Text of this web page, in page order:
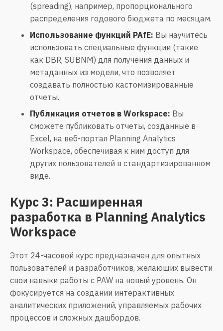
(spreading), например, пропорционального
распределения годового бюджета по месяцам.
Использование функций PAfE: Вы научитесь
использовать специальные функции (такие
как DBR, SUBNM) для получения данных и
метаданных из модели, что позволяет
создавать полностью кастомизированные
отчеты.
Публикация отчетов в Workspace: Вы
сможете публиковать отчеты, созданные в
Excel, на веб-портал Planning Analytics
Workspace, обеспечивая к ним доступ для
других пользователей в стандартизированном
виде.
Курс 3: Расширенная
разработка в Planning Analytics
Workspace
Этот 24-часовой курс предназначен для опытных
пользователей и разработчиков, желающих вывести
свои навыки работы с PAW на новый уровень. Он
фокусируется на создании интерактивных
аналитических приложений, управляемых рабочих
процессов и сложных дашбордов.